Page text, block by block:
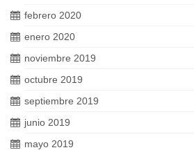
febrero 2020
enero 2020
noviembre 2019
octubre 2019
septiembre 2019
junio 2019
mayo 2019